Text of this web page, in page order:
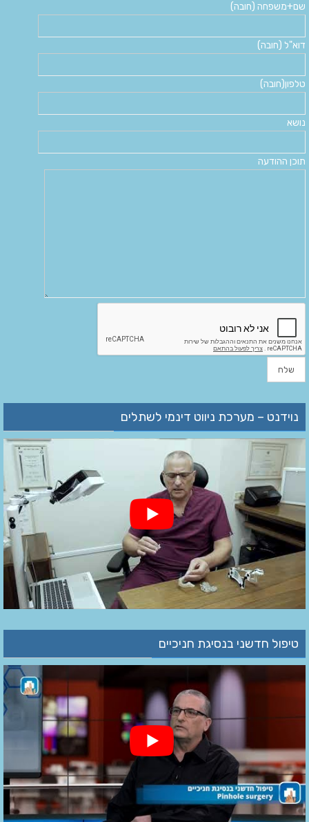
שם+משפחה (חובה)
דוא"ל (חובה)
טלפון(חובה)
נושא
תוכן ההודעה
נוידנט – מערכת ניווט דינמי לשתלים
טיפול חדשני בנסיגת חניכיים